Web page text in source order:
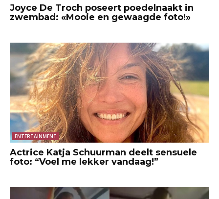
Joyce De Troch poseert poedelnaakt in
zwembad: «Mooie en gewaagde foto!»
ENTERTAINMENT
Actrice Katja Schuurman deelt sensuele
foto: “Voel me lekker vandaag!”